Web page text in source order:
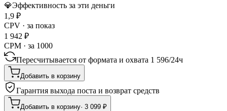
💎Эффективность за эти деньги
1,9 ₽
CPV · за показ
1 942 ₽
CPM · за 1000
Пересчитывается от формата и охвата 1 596/24ч
Добавить в корзину
Гарантия выхода поста и возврат средств
Добавить в корзину· 3 099 ₽